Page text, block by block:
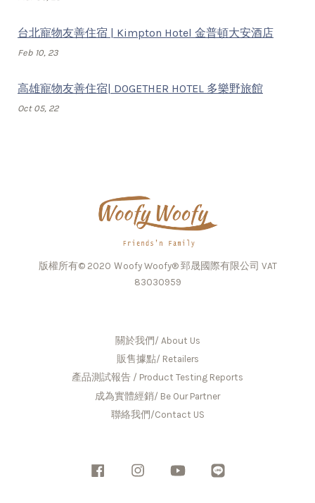
台北寵物友善住宿 | Kimpton Hotel 金普頓大安酒店
Feb 10, 23
高雄寵物友善住宿| DOGETHER HOTEL 多樂野旅館
Oct 05, 22
版權所有© 2020 Ｗoofy Woofy® 郅晟國際有限公司 VAT
83030959
關於我們/ About Us
販售據點/ Retailers
產品測試報告 / Product Testing Reports
成為實體經銷/ Be Our Partner
聯絡我們/Contact US
Facebook Instagram YouTube